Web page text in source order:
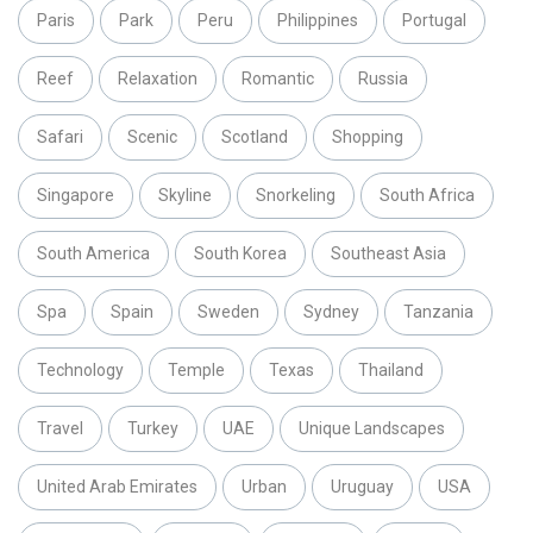
Paris Park Peru Philippines Portugal
Reef Relaxation Romantic Russia
Safari Scenic Scotland Shopping
Singapore Skyline Snorkeling South Africa
South America South Korea Southeast Asia
Spa Spain Sweden Sydney Tanzania
Technology Temple Texas Thailand
Travel Turkey UAE Unique Landscapes
United Arab Emirates Urban Uruguay USA